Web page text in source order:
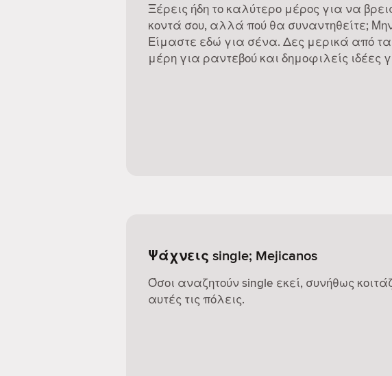
Ξέρεις ήδη το καλύτερο μέρος για να
κοντά σου, αλλά πού θα συναντηθείτε;
Είμαστε εδώ για σένα. Δες μερικά από
μέρη για ραντεβού και δημοφιλείς ιδέες
Ψάχνεις single; Mejicanos
Όσοι αναζητούν single εκεί, συνήθως
αυτές τις πόλεις.